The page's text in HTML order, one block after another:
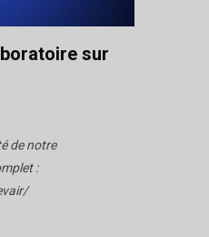
sur
de notre
: